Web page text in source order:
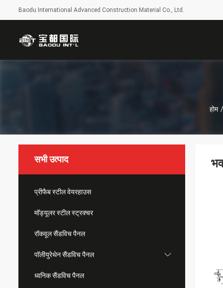
Baodu International Advanced Construction Material Co., Ltd.
होम /
सभी उत्पाद
प्रीफैब स्टील वेयरहाउस
मॉड्यूलर स्टील स्ट्रक्चर
रॉकवूल सैंडविच पैनल
पॉलीयुरेथेन सैंडविच पैनल
ध्वनिक सैंडविच पैनल